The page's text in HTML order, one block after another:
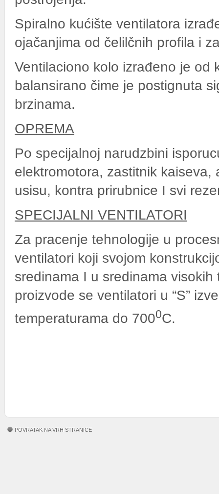
Spiralno kućište ventilatora
ojačanjima od čelilčnih profila i
Ventilaciono kolo izrađeno je od
balansirano čime je postignuta
brzinama.
OPREMA
Po specijalnoj narudzbini
elektromotora, zastitnik
usisu, kontra prirubnice I svi
SPECIJALNI VENTILATORI
Za pracenje tehnologije u
ventilatori koji svojom
sredinama I u sredinama
proizvode se ventilatori u “S”
temperaturama do 7000C.
POVRATAK NA VRH STRANICE